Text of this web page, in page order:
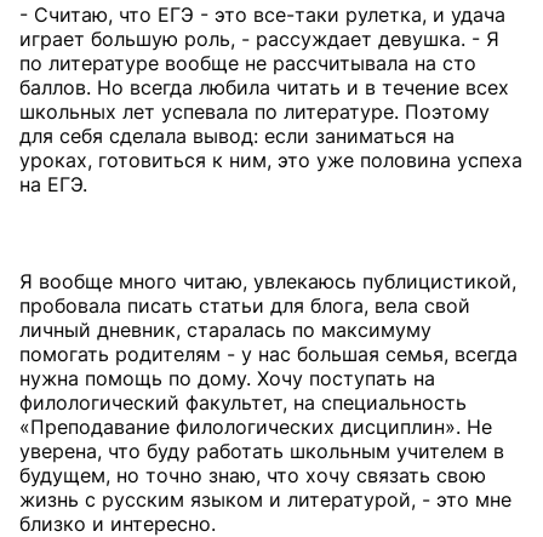
- Считаю, что ЕГЭ - это все-таки рулетка, и удача
играет большую роль, - рассуждает девушка. - Я
по литературе вообще не рассчитывала на сто
баллов. Но всегда любила читать и в течение всех
школьных лет успевала по литературе. Поэтому
для себя сделала вывод: если заниматься на
уроках, готовиться к ним, это уже половина успеха
на ЕГЭ.
Я вообще много читаю, увлекаюсь публицистикой,
пробовала писать статьи для блога, вела свой
личный дневник, старалась по максимуму
помогать родителям - у нас большая семья, всегда
нужна помощь по дому. Хочу поступать на
филологический факультет, на специальность
«Преподавание филологических дисциплин». Не
уверена, что буду работать школьным учителем в
будущем, но точно знаю, что хочу связать свою
жизнь с русским языком и литературой, - это мне
близко и интересно.